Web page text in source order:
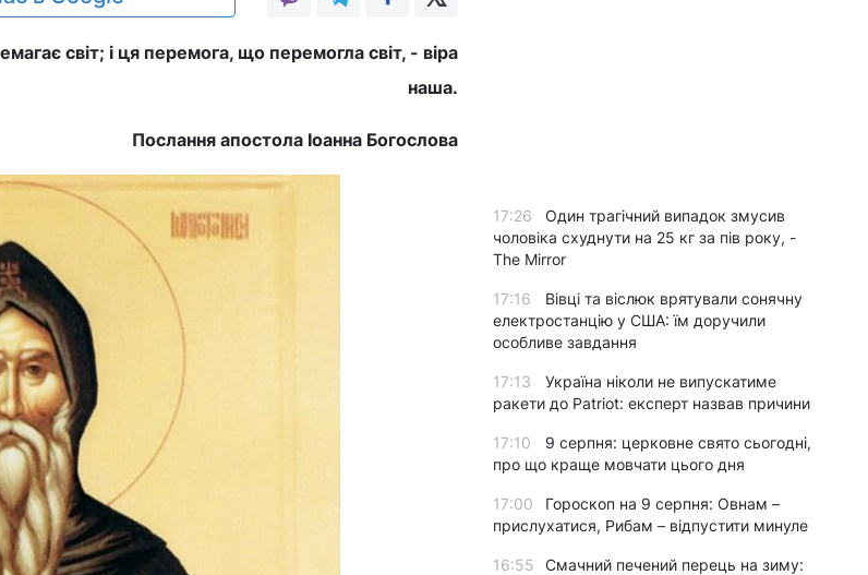
світ; i ця перемога, що перемогла світ, - віра
наша.
Послання апостола Іоанна Богослова
17:26
Один трагічний випадок змусив
чоловіка схуднути на 25 кг за пів року, -
The Mirror
17:16
Вівці та віслюк врятували сонячну
електростанцію у США: їм доручили
особливе завдання
17:13
Україна ніколи не випускатиме
ракети до Patriot: експерт назвав причини
17:10
9 серпня: церковне свято сьогодні,
про що краще мовчати цього дня
17:00
Гороскоп на 9 серпня: Овнам –
прислухатися, Рибам – відпустити минуле
16:55
Смачний печений перець на зиму: